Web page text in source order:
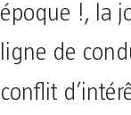
époque !, la
ligne de
conflit